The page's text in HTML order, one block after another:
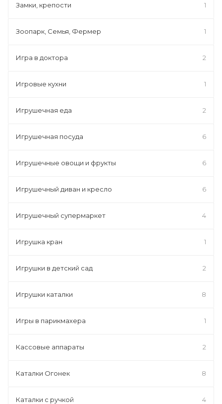
Замки, крепости 1
Зоопарк, Семья, Фермер 1
Игра в доктора 2
Игровые кухни 1
Игрушечная еда 2
Игрушечная посуда 6
Игрушечные овощи и фрукты 6
Игрушечный диван и кресло 6
Игрушечный супермаркет 4
Игрушка кран 1
Игрушки в детский сад 2
Игрушки каталки 8
Игры в парикмахера 1
Кассовые аппараты 2
Каталки Огонек 8
Каталки с ручкой 4